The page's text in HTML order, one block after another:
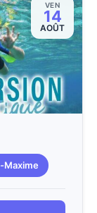
VEN
14
AOÛT
Maxime